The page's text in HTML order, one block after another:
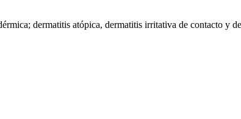
dermatitis atópica, dermatitis irritativa de contacto y